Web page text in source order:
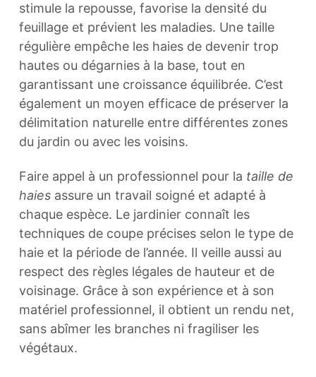
stimule la repousse, favorise la densité du
feuillage et prévient les maladies. Une taille
régulière empêche les haies de devenir trop
hautes ou dégarnies à la base, tout en
garantissant une croissance équilibrée. C’est
également un moyen efficace de préserver la
délimitation naturelle entre différentes zones
du jardin ou avec les voisins.
Faire appel à un professionnel pour la taille de
haiesassure un travail soigné et adapté à
chaque espèce. Le jardinier connaît les
techniques de coupe précises selon le type de
haie et la période de l’année. Il veille aussi au
respect des règles légales de hauteur et de
voisinage. Grâce à son expérience et à son
matériel professionnel, il obtient un rendu net,
sans abîmer les branches ni fragiliser les
végétaux.